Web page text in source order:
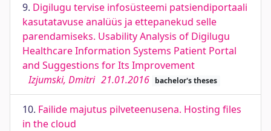
9. Digilugu tervise infosüsteemi patsiendiportaali
kasutatavuse analüüs ja ettepanekud selle
parendamiseks. Usability Analysis of Digilugu
Healthcare Information Systems Patient Portal
and Suggestions for Its Improvement
Izjumski, Dmitri 21.01.2016 bachelor's theses
10. Failide majutus pilveteenusena. Hosting files
in the cloud